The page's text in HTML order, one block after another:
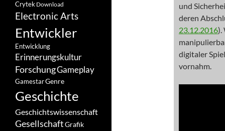
und
deren
23.12.2016).
digitaler
vornahm.
Crytek Download
Electronic Arts
Entwickler
Entwicklung
Erinnerungskultur
ForschungGameplay
GamestarGenre
Geschichte
Geschichtswissenschaft
GesellschaftGrafik